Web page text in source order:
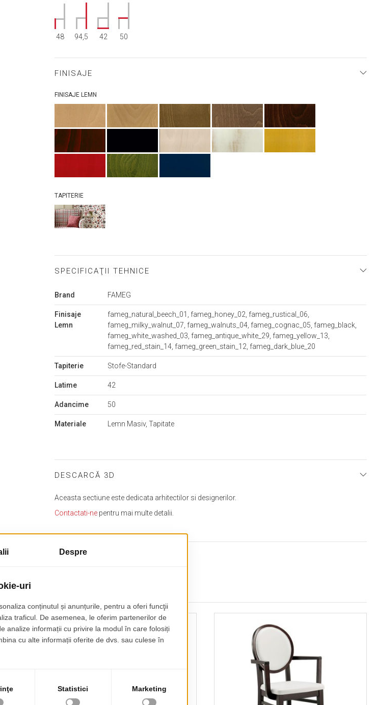
48 94,5 42 50
FINISAJE
FINISAJE LEMN
TAPITERIE
SPECIFICAŢII TEHNICE
Mai
informații
Brand FAMEG
Finisaje
Lemn
fameg_natural_beech_01, fameg_honey_02, fameg_rustical_06,
fameg_milky_walnut_07, fameg_walnuts_04, fameg_cognac_05, fameg_black,
fameg_white_washed_03, fameg_antique_white_29, fameg_yellow_13,
fameg_red_stain_14, fameg_green_stain_12, fameg_dark_blue_20
Tapiterie Stofe-Standard
Latime 42
Adancime 50
Materiale Lemn Masiv, Tapitate
DESCARCĂ 3D
Aceasta sectiune este dedicata arhitectilor si designerilor.
Contactati-ne pentru mai multe detalii.